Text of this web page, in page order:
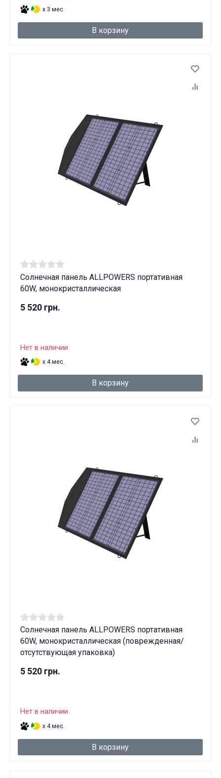
x 3 мес.
В корзину
Солнечная панель ALLPOWERS портативная
60W, монокристаллическая
5 520 грн.
Нет в наличии
x 4 мес.
В корзину
Солнечная панель ALLPOWERS портативная
60W, монокристаллическая (поврежденная/
отсутствующая упаковка)
5 520 грн.
Нет в наличии
x 4 мес.
В корзину